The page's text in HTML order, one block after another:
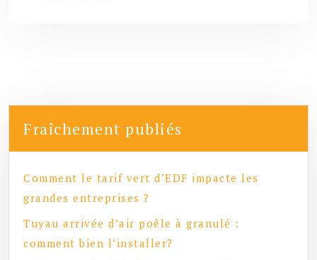
Fraîchement publiés
Comment le tarif vert d’EDF impacte les
grandes entreprises ?
Tuyau arrivée d’air poêle à granulé :
comment bien l’installer?